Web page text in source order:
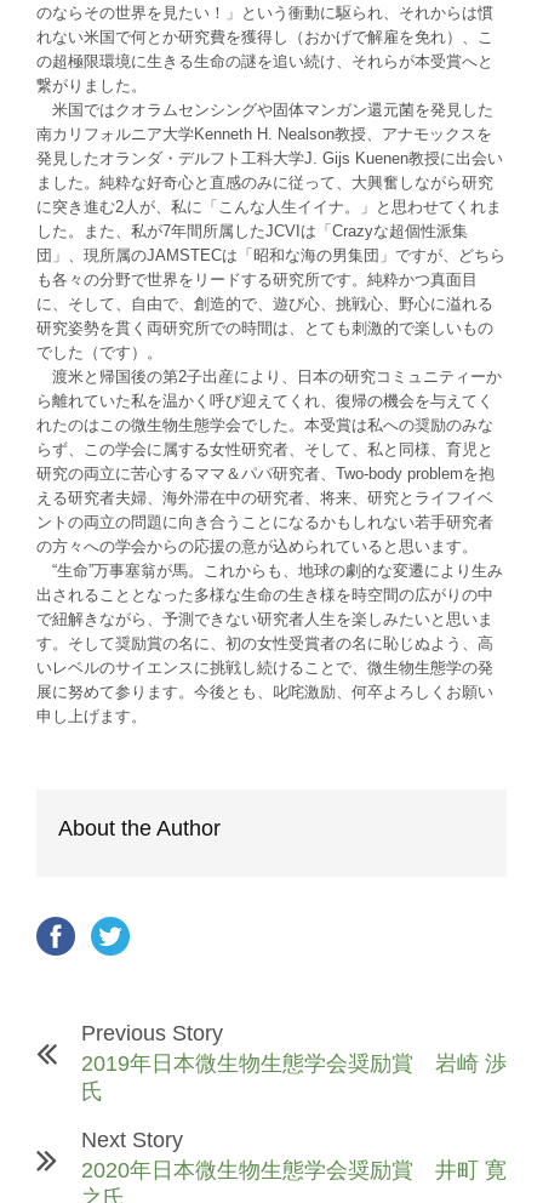
のならその世界を見たい！」という衝動に駆られ、それからは慣
れない米国で何とか研究費を獲得し（おかげで解雇を免れ）、こ
の超極限環境に生きる生命の謎を追い続け、それらが本受賞へと
繋がりました。
米国ではクオラムセンシングや固体マンガン還元菌を発見した
南カリフォルニア大学Kenneth H. Nealson教授、アナモックスを
発見したオランダ・デルフト工科大学J. Gijs Kuenen教授に出会い
ました。純粋な好奇心と直感のみに従って、大興奮しながら研究
に突き進む2人が、私に「こんな人生イイナ。」と思わせてくれま
した。また、私が7年間所属したJCVIは「Crazyな超個性派集
団」、現所属のJAMSTECは「昭和な海の男集団」ですが、どちら
も各々の分野で世界をリードする研究所です。純粋かつ真面目
に、そして、自由で、創造的で、遊び心、挑戦心、野心に溢れる
研究姿勢を貫く両研究所での時間は、とても刺激的で楽しいもの
でした（です）。
渡米と帰国後の第2子出産により、日本の研究コミュニティーか
ら離れていた私を温かく呼び迎えてくれ、復帰の機会を与えてく
れたのはこの微生物生態学会でした。本受賞は私への奨励のみな
らず、この学会に属する女性研究者、そして、私と同様、育児と
研究の両立に苦心するママ＆パパ研究者、Two-body problemを抱
える研究者夫婦、海外滞在中の研究者、将来、研究とライフイベ
ントの両立の問題に向き合うことになるかもしれない若手研究者
の方々への学会からの応援の意が込められていると思います。
“生命”万事塞翁が馬。これからも、地球の劇的な変遷により生み
出されることとなった多様な生命の生き様を時空間の広がりの中
で紐解きながら、予測できない研究者人生を楽しみたいと思いま
す。そして奨励賞の名に、初の女性受賞者の名に恥じぬよう、高
いレベルのサイエンスに挑戦し続けることで、微生物生態学の発
展に努めて参ります。今後とも、叱咤激励、何卒よろしくお願い
申し上げます。
About the Author
Previous Story
2019年日本微生物生態学会奨励賞 岩崎 渉
氏
Next Story
2020年日本微生物生態学会奨励賞 井町 寛